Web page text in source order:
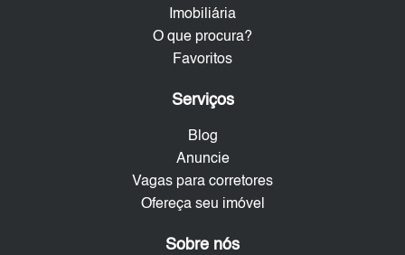
Imobiliária
O que procura?
Favoritos
Serviços
Blog
Anuncie
Vagas para corretores
Ofereça seu imóvel
Sobre nós